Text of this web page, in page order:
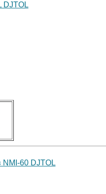
DJTOL
NMI-60 DJTOL